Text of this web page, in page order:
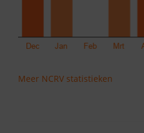
Meer NCRV statistieken